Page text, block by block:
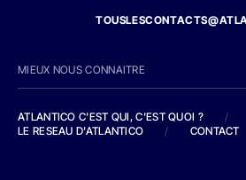
MIEUX NOUS CONNAITRE
ATLANTICO C'EST QUI, C'EST QUOI ?
/
LE RESEAU D'ATLANTICO
/ CONTACT